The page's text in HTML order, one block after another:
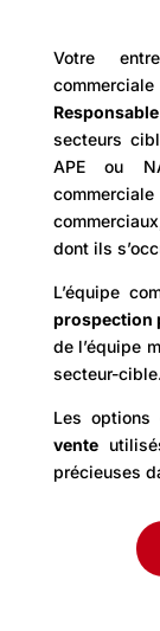
Votre
R
secteurs
APE ou
dont ils
L’équipe
prospection
de l’équipe
secteur-cible.
Les
vente
précieuses